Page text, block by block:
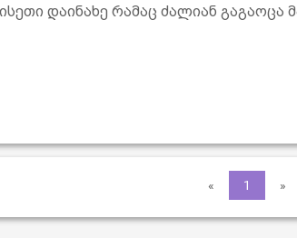
დაინახე რამაც ძალიან
« 1 »